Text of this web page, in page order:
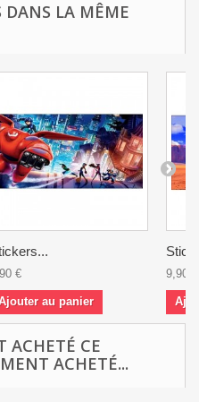
DANS LA MÊME
€
au panier
9,90 €
ACHETÉ CE
ACHETÉ...